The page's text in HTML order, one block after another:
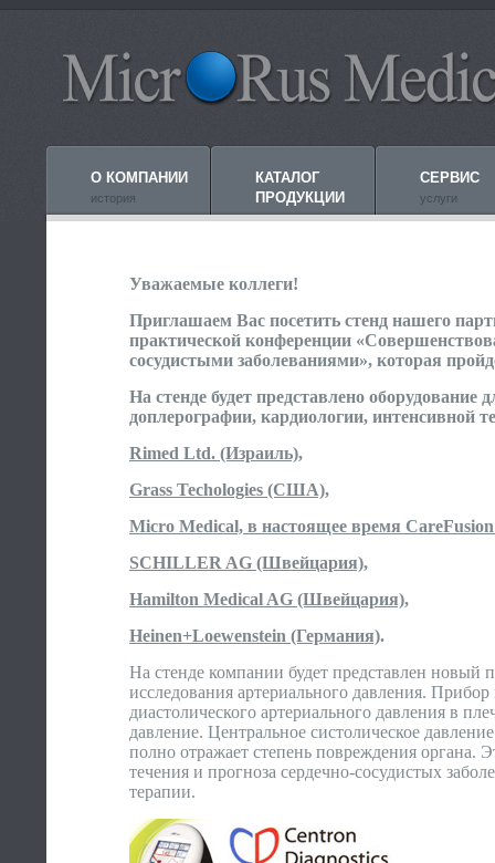
О КОМПАНИИ
история
КАТАЛОГ
ПРОДУКЦИИ
СЕРВИС
услуги
Уважаемые коллеги!
Приглашаем Вас посетить стенд нашего
практической конференции
сосудистыми заболеваниями», которая
На стенде будет представлено
доплерографии, кардиологии, интенсивной
Rimed Ltd. (Израиль),
Grass Techologies (США),
Micro Medical, в настоящее время
SCHILLER AG (Швейцария),
Hamilton Medical AG (Швейцария),
Heinen+Loewenstein (Германия).
На стенде компании будет представлен новый
исследования артериального давления.
диастолического артериального давления в
давление. Центральное систолическое
полно отражает степень повреждения органа.
течения и прогноза сердечно-сосудистых
терапии.